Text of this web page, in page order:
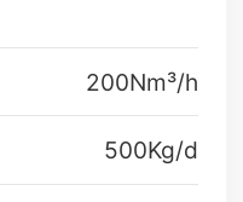
200Nm³/h
500Kg/d